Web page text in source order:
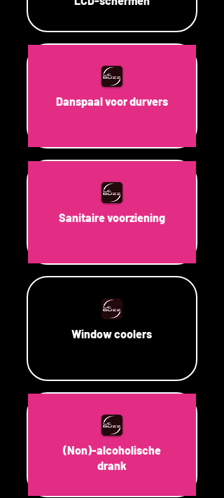
Danspaal voor durvers
Sanitaire voorziening
Window coolers
(Non)-alcoholische
drank